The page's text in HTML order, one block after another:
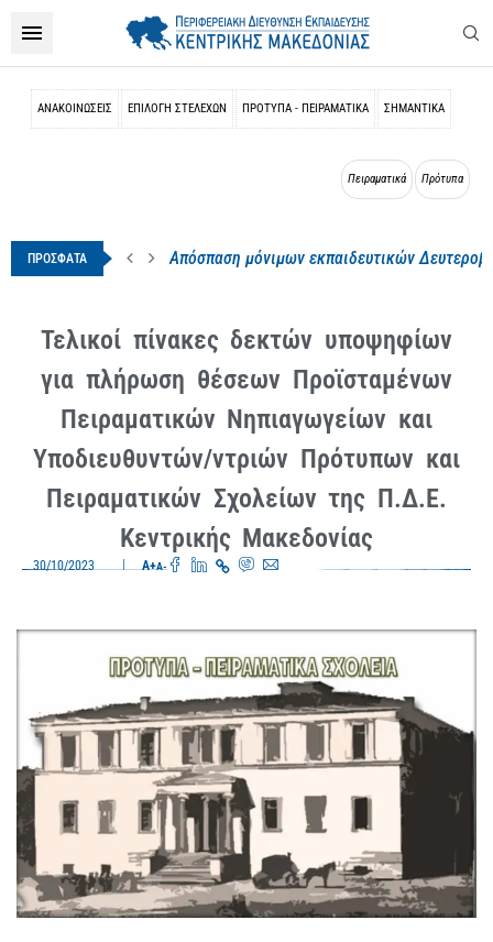
ΑΝΑΚΟΙΝΩΣΕΙΣ ΕΠΙΛΟΓΉ ΣΤΕΛΕΧΏΝ ΠΡΌΤΥΠΑ - ΠΕΙΡΑΜΑΤΙΚΆ ΣΗΜΑΝΤΙΚΑ
Πειραματικά Πρότυπα
ΠΡΟΣΦΑΤΑ Απόσπαση μόνιμων εκπαιδευτικών
Τελικοί πίνακες δεκτών υποψηφίων
για πλήρωση θέσεων Προϊσταμένων
Πειραματικών Νηπιαγωγείων και
Υποδιευθυντών/ντριών Πρότυπων και
Πειραματικών Σχολείων της Π.Δ.Ε.
Κεντρικής Μακεδονίας
30/10/2023 A+A-